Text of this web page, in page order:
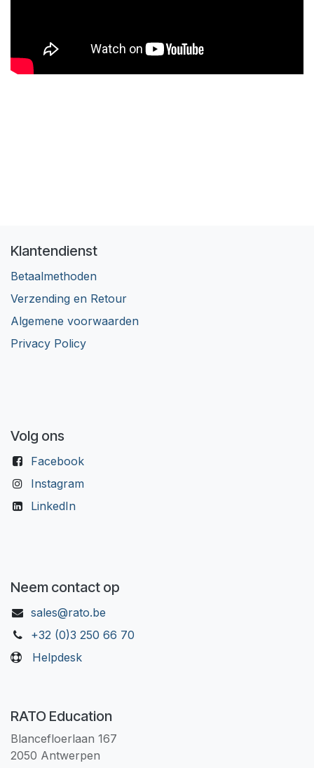
Klantendienst
Betaalmethoden
Verzending en Retour
Algemene voorwaarden
Privacy Policy
Volg ons
Facebook
Instagram
LinkedIn
Neem contact op
sales@rato.be
+32 (0)3 250 66 70
Helpdesk
RATO Education
Blancefloerlaan 167
2050 Antwerpen